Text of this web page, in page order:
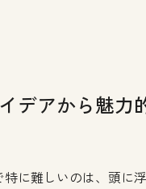
デアから魅力
特に難しいのは、頭に